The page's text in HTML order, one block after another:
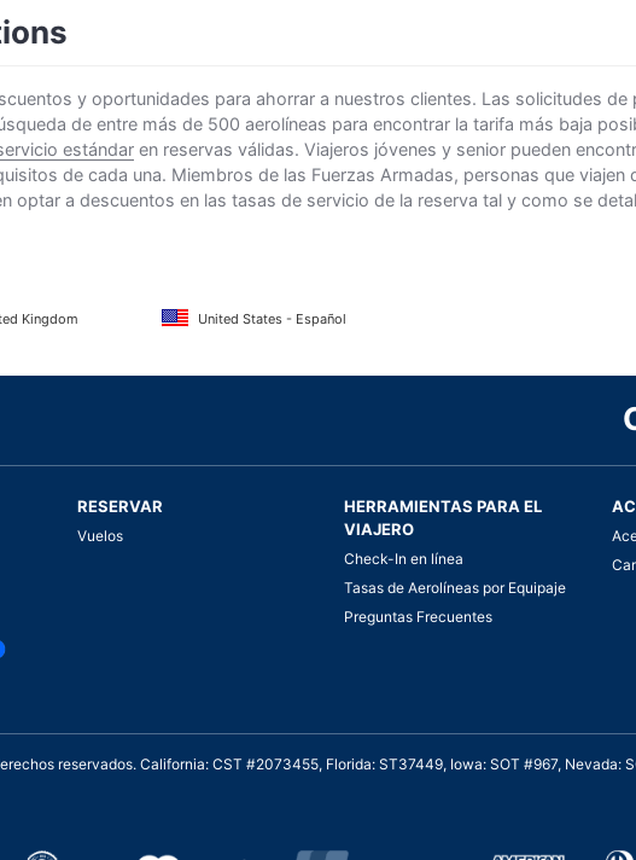
y oportunidades para ahorrar a nuestros clientes. Las solicitudes
de entre más de 500 aerolíneas para encontrar la tarifa más baja
estándar en reservas válidas. Viajeros jóvenes y senior pueden
de cada una. Miembros de las Fuerzas Armadas, personas que
optar a descuentos en las tasas de servicio de la reserva tal y como se
Kingdom United States - Español
RESERVAR
Vuelos
HERRAMIENTAS PARA EL
VIAJERO
Check-In en línea
Tasas de Aerolíneas por Equipaje
Preguntas Frecuentes
reservados. California: CST #2073455, Florida: ST37449, Iowa: SOT #967, Nevada: